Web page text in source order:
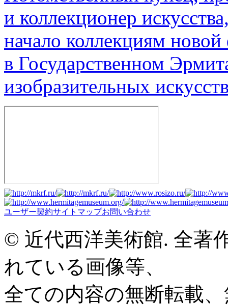
и коллекционер
начало коллекциям
в Государственном
изобразительных
ユーザー契約サイトマップお問い合わせ
© 近代西洋美術館. 全著
れている画像等、
全ての内容の無断転載